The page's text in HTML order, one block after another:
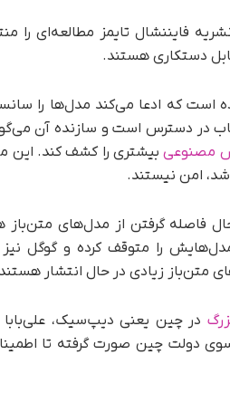
فایننشال تایمز مطالعه‌ای را
دستکاری هستند.
است که ادعا می‌کند مدل‌ها را
مصنوعی بیشتری را کشف کند.
امن نیستند.
فاصله گرفتن از مدل‌های متن‌باز
مدل‌هایش را متوقف کرده و گوگل
متن‌باز زیادی در حال انتشار
در چین یعنی دیپ‌سیک، علی‌بابا
دولت چین صورت گرفته تا